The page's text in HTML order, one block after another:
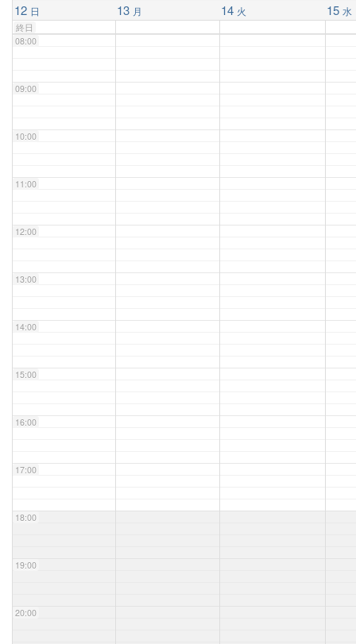
12 日 13 月 14 火 15 水
終日
08:00
09:00
10:00
11:00
12:00
13:00
14:00
15:00
16:00
17:00
18:00
19:00
20:00